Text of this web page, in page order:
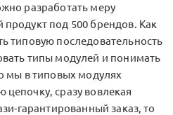
разработать меру
под 500 брендов. Как
типовую последовательность
типы модулей и понимать
мы в типовых модулях
сразу вовлекая
гарантированный заказ, то